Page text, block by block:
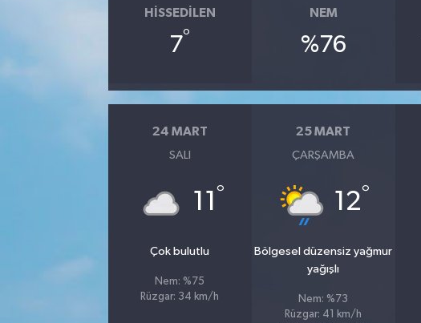
HISSEDILEN
7°
NEM
%76
24 MART
SALI
11 °
Çok bulutlu
Nem: %75
Rüzgar: 34 km/h
25 MART
ÇARŞAMBA
12°
Bölgesel düzensiz yağmur
yağışlı
Nem: %73
Rüzgar: 41 km/h